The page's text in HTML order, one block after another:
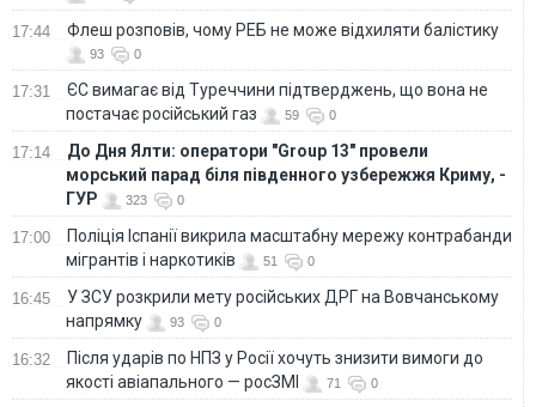
17:44 Флеш розповів, чому РЕБ не може відхиляти балістику
93 0
17:31
ЄС вимагає від Туреччини підтверджень, що вона не
постачає російський газ
59 0
17:14
До Дня Ялти: оператори "Group 13" провели
морський парад біля південного узбережжя Криму, -
ГУР
323 0
17:00
Поліція Іспанії викрила масштабну мережу контрабанди
мігрантів і наркотиків
51 0
16:45
У ЗСУ розкрили мету російських ДРГ на Вовчанському
напрямку
93 0
16:32
Після ударів по НПЗ у Росії хочуть знизити вимоги до
якості авіапального — росЗМІ
71 0